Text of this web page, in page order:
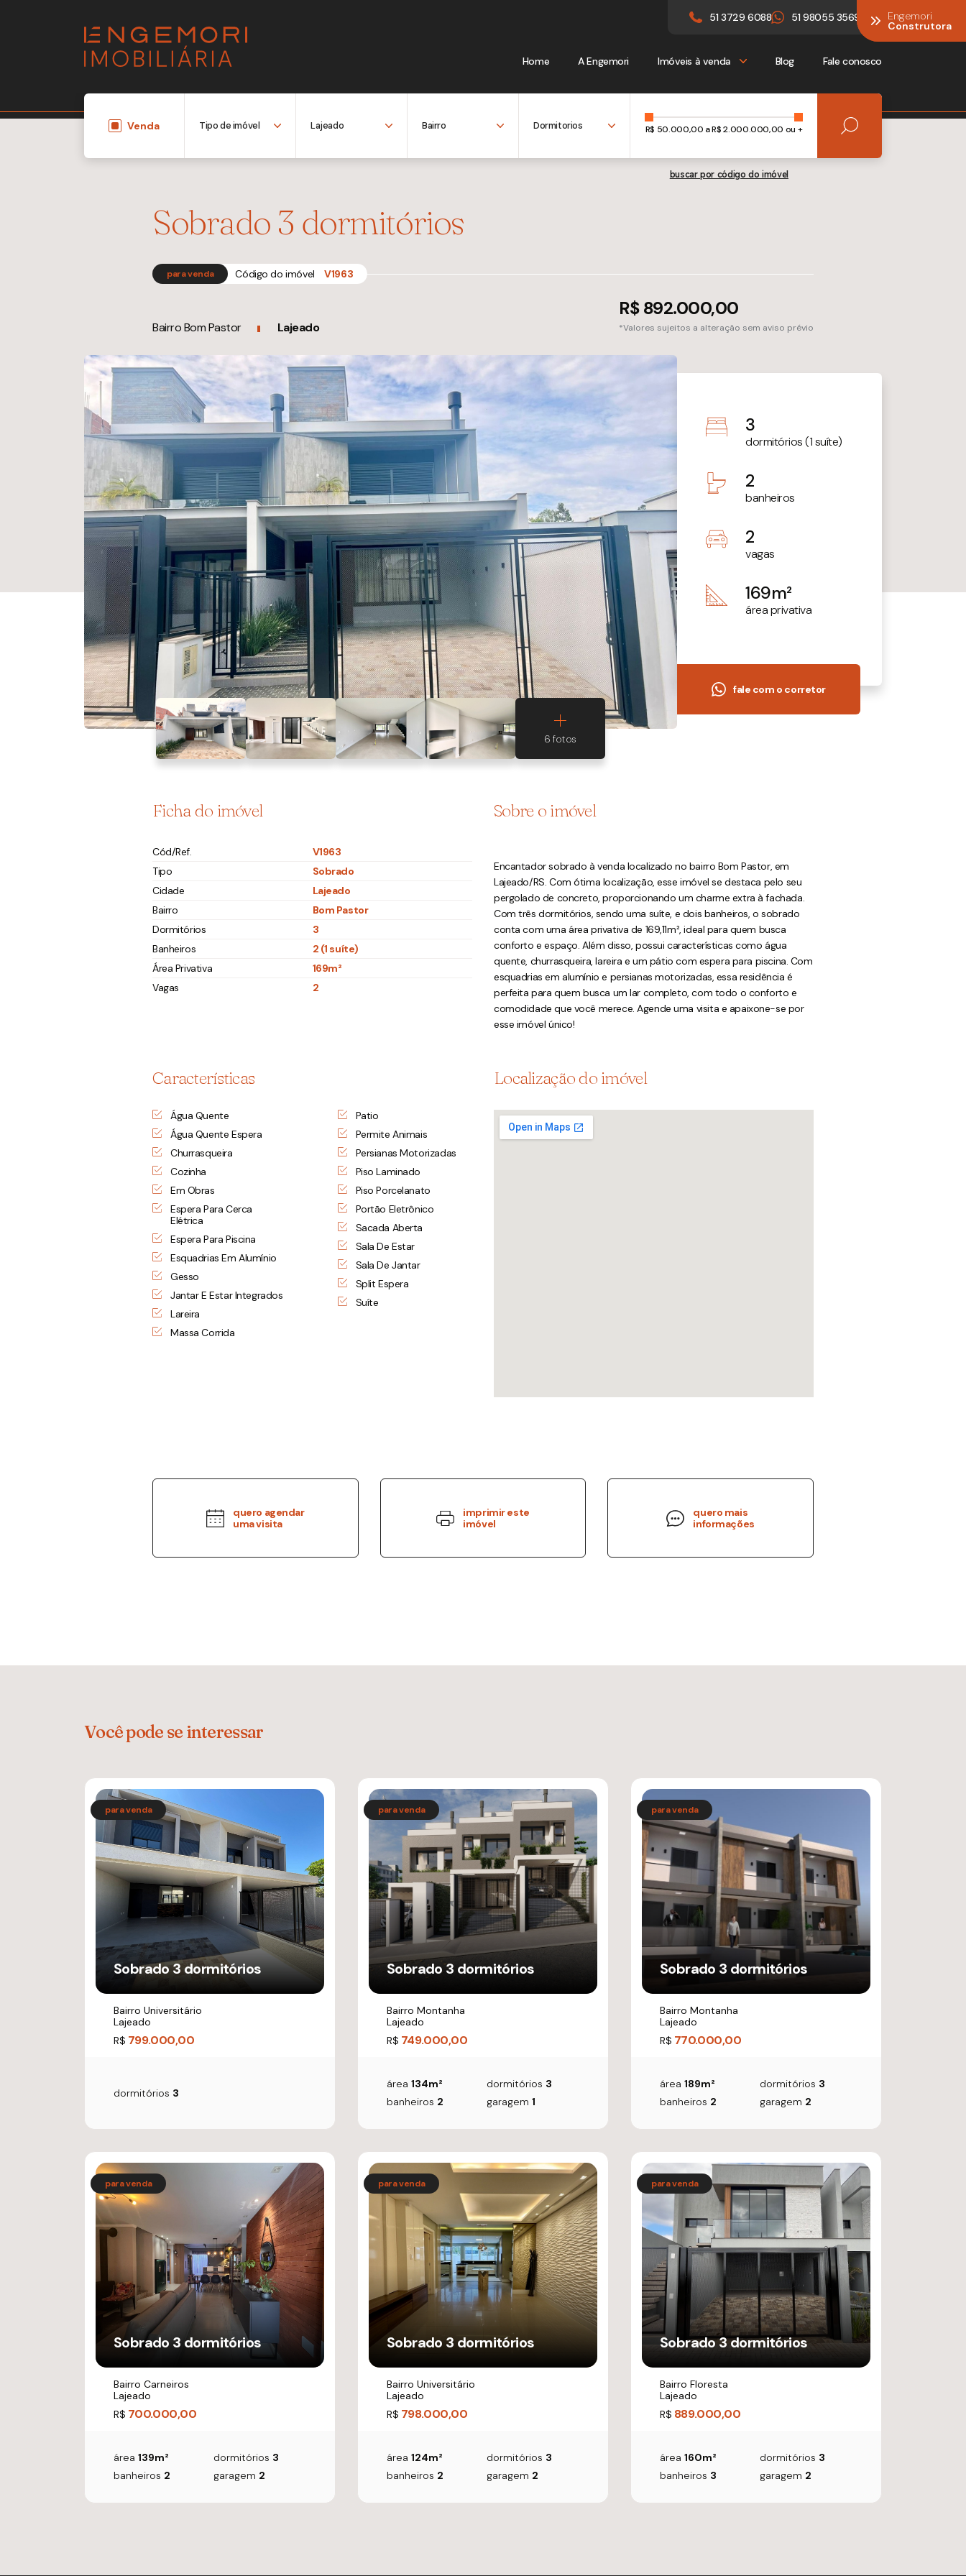
Home A Engemori Imóveis à venda Blog Fale conosco
Engemori
Construtora
51 3729 6088 51 98055 3569 Engemori
Construtora
Venda R$ 50.000,00 a R$2.000.000,00 ou +
buscar por código do imóvel
Sobrado 3 dormitórios
para venda Código do imóvel V1963
Bairro Bom Pastor Lajeado
R$ 892.000,00
*Valores sujeitos a alteração sem aviso prévio
3
dormitórios (1 suíte)
2
banheiros
2
vagas
169m²
área privativa
fale com o corretor
Ficha do imóvel
Cód/Ref.
V1963
Tipo
Sobrado
Cidade
Lajeado
Bairro
Bom Pastor
Dormitórios
3
Banheiros
2 (1 suíte)
Área Privativa
169m²
Vagas
2
Sobre o imóvel
Encantador sobrado à venda localizado no bairro Bom Pastor, em
Lajeado/RS. Com ótima localização, esse imóvel se destaca pelo seu
pergolado de concreto, proporcionando um charme extra à fachada.
Com três dormitórios, sendo uma suíte, e dois banheiros, o sobrado
conta com uma área privativa de 169,11m², ideal para quem busca
conforto e espaço. Além disso, possui características como água
quente, churrasqueira, lareira e um pátio com espera para piscina. Com
esquadrias em alumínio e persianas motorizadas, essa residência é
perfeita para quem busca um lar completo, com todo o conforto e
comodidade que você merece. Agende uma visita e apaixone-se por
esse imóvel único!
Características
Água Quente
Água Quente Espera
Churrasqueira
Cozinha
Em Obras
Espera Para Cerca
Elétrica
Espera Para Piscina
Esquadrias Em Alumínio
Gesso
Jantar E Estar Integrados
Lareira
Massa Corrida
Patio
Permite Animais
Persianas Motorizadas
Piso Laminado
Piso Porcelanato
Portão Eletrônico
Sacada Aberta
Sala De Estar
Sala De Jantar
Split Espera
Suíte
Localização do imóvel
quero agendar
uma visita
imprimir este
imóvel
quero mais
informações
Você pode se interessar
Sobrado 3 dormitórios
Bairro Universitário
Lajeado
R$ 799.000,00
dormitórios 3
Sobrado 3 dormitórios
Bairro Montanha
Lajeado
R$ 749.000,00
área 134m² dormitórios 3
banheiros 2 garagem 1
Sobrado 3 dormitórios
Bairro Montanha
Lajeado
R$ 770.000,00
área 189m² dormitórios 3
banheiros 2 garagem 2
Sobrado 3 dormitórios
Bairro Carneiros
Lajeado
R$ 700.000,00
área 139m² dormitórios 3
banheiros 2 garagem 2
Sobrado 3 dormitórios
Bairro Universitário
Lajeado
R$ 798.000,00
área 124m² dormitórios 3
banheiros 2 garagem 2
Sobrado 3 dormitórios
Bairro Floresta
Lajeado
R$ 889.000,00
área 160m² dormitórios 3
banheiros 3 garagem 2